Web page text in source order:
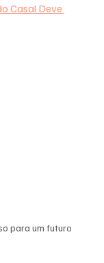
Casal Deve
para um futuro